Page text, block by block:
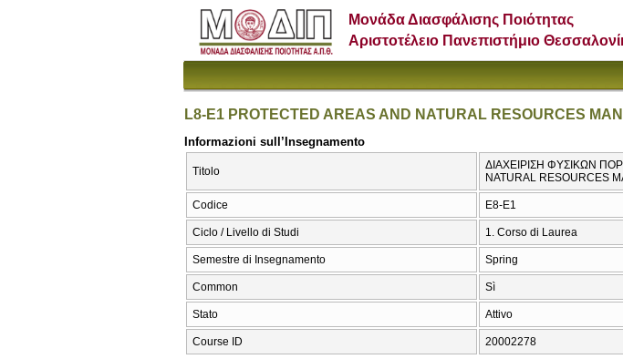
Μονάδα Διασφάλισης Ποιότητας
Αριστοτέλειο Πανεπιστήμιο
L8-E1 PROTECTED AREAS AND NATURAL RESOURCES
Informazioni sull’Insegnamento
Titolo
ΔΙΑΧΕΙΡΙΣΗ ΦΥΣΙΚΩΝ
NATURAL RESOURCES
Codice Ε8-Ε1
Ciclo / Livello di Studi 1. Corso di Laurea
Semestre di Insegnamento Spring
Common Sì
Stato Attivo
Course ID 20002278